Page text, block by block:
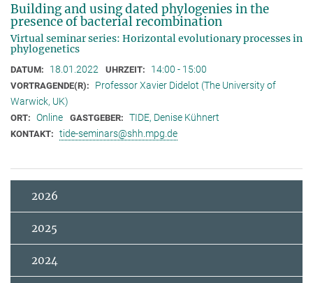
Building and using dated phylogenies in the
presence of bacterial recombination
Virtual seminar series: Horizontal evolutionary processes in
phylogenetics
DATUM: 18.01.2022 UHRZEIT: 14:00 - 15:00
VORTRAGENDE(R):
Professor Xavier Didelot (The University of
Warwick, UK)
ORT: Online GASTGEBER: TIDE, Denise Kühnert
KONTAKT: tide-seminars@shh.mpg.de
2026
2025
2024